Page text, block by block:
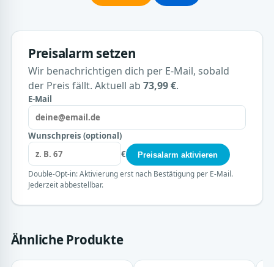
Preisalarm setzen
Wir benachrichtigen dich per E-Mail, sobald
der Preis fällt. Aktuell ab 73,99 €.
E-Mail
Wunschpreis (optional)
€
Preisalarm aktivieren
Double-Opt-in: Aktivierung erst nach Bestätigung per E-Mail.
Jederzeit abbestellbar.
Ähnliche Produkte